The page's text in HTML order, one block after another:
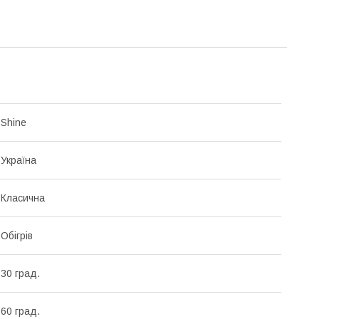
Shine
Україна
Класична
Обігрів
30 град.
60 град.